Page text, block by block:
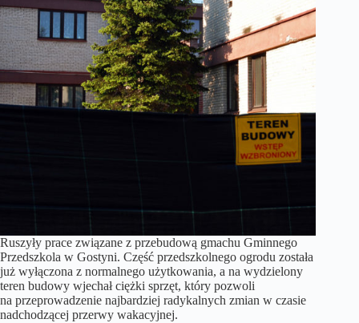
Ruszyły prace związane z przebudową gmachu Gminnego
Przedszkola w Gostyni. Część przedszkolnego ogrodu została
już wyłączona z normalnego użytkowania, a na wydzielony
teren budowy wjechał ciężki sprzęt, który pozwoli
na przeprowadzenie najbardziej radykalnych zmian w czasie
nadchodzącej przerwy wakacyjnej.